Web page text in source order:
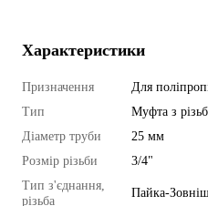
Характеристики
Призначення
Для
Тип
Муфта з
Діаметр труби
25 мм
Розмір різьби
3/4"
Тип з'єднання,
різьба
Пайка-